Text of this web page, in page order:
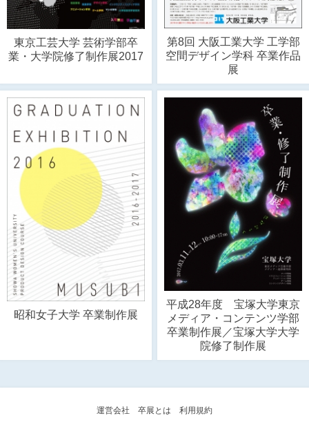
東京工芸大学 芸術学部卒
業・大学院修了制作展2017
第8回 大阪工業大学 工学部
空間デザイン学科 卒業作品
展
昭和女子大学 卒業制作展
平成28年度 宝塚大学東京
メディア・コンテンツ学部
卒業制作展／宝塚大学大学
院修了制作展
運営会社 卒展とは 利用規約